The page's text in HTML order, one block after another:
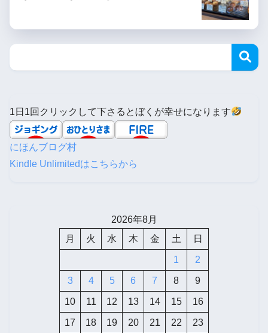
1日1回クリックして下さるとぼくが幸せになります
にほんブログ村
Kindle Unlimitedはこちらから
2026年8月
月
火 水 木 金 土 日
1 2
3 4 5 6 7 8 9
10 11 12 13 14 15 16
17 18 19 20 21 22 23